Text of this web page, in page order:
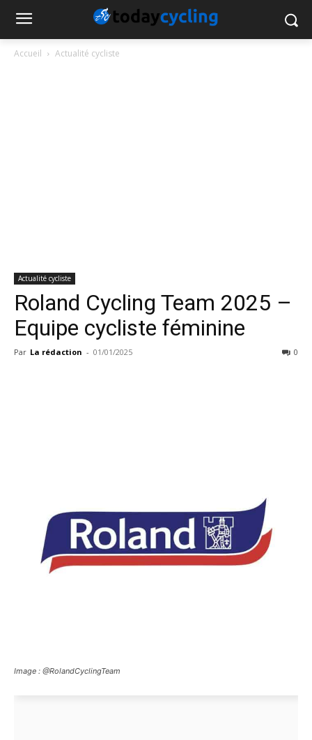
Accueil Actualité cycliste
Actualité cycliste
Roland Cycling Team 2025 –
Equipe cycliste féminine
Par La rédaction - 01/01/2025 0
Image : @RolandCyclingTeam